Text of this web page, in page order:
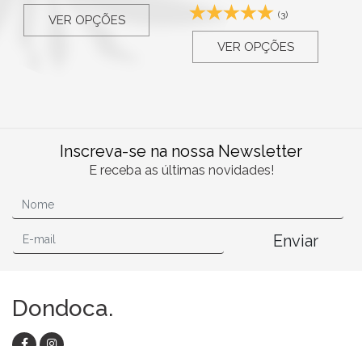
VER OPÇÕES (3)
VER OPÇÕES
Inscreva-se na nossa Newsletter
E receba as últimas novidades!
Enviar
Dondoca.